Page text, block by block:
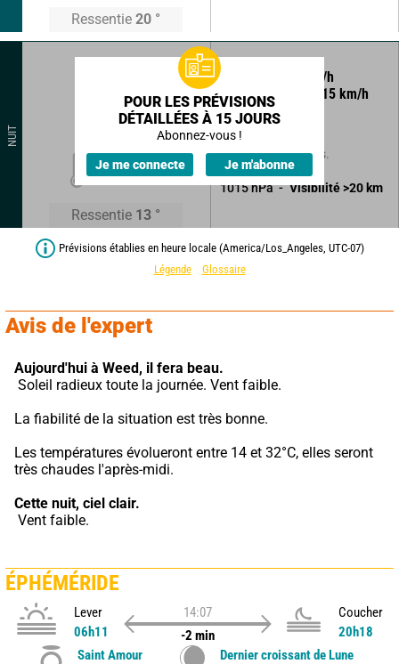
Ressentie 20 °
NUIT
14°
Ressentie 13 °
km/h
Rafales à
15 km/h
Ciel clair.
Sans précipitations.
1015hPa Visibilité >20 km
POUR LES PRÉVISIONS
DÉTAILLÉES À 15 JOURS
Abonnez-vous !
Je me connecte Je m'abonne
Prévisions établies en heure locale (America/Los_Angeles, UTC-07)
Légende
Glossaire
Avis de l'expert
Aujourd'hui à Weed, il fera beau.
Soleil radieux toute la journée. Vent faible.
La fiabilité de la situation est très bonne.
Les températures évolueront entre 14 et 32°C, elles seront
très chaudes l'après-midi.
Cette nuit, ciel clair.
Vent faible.
ÉPHÉMÉRIDE
Lever
06h11
14:07
-2 min
Coucher
20h18
Saint Amour
Dernier croissant de Lune